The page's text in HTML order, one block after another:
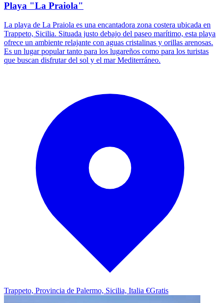
Playa "La Praiola"
La playa de La Praiola es una encantadora zona costera ubicada en
Trappeto, Sicilia. Situada justo debajo del paseo marítimo, esta playa
ofrece un ambiente relajante con aguas cristalinas y orillas arenosas.
Es un lugar popular tanto para los lugareños como para los turistas
que buscan disfrutar del sol y el mar Mediterráneo.
Trappeto, Provincia de Palermo, Sicilia, Italia €Gratis